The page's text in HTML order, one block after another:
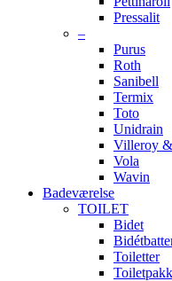
Pressalit
–
Purus
Roth
Sanibell
Termix
Toto
Unidrain
Villeroy
Vola
Wavin
Badeværelse
TOILET
Bidet
Toiletter